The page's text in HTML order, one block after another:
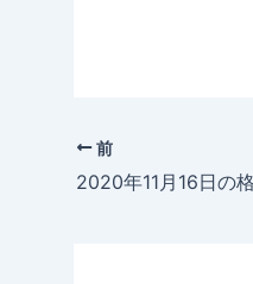
前
2020年11月16日の